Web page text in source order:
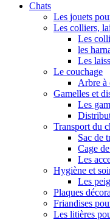
Chats
Les jouets
Les colliers,
Les
les
Les
Le couchage
Arbre à
Gamelles et
Les
Transport du
Sac de
Cage
Les
Hygiène et
Les
Plaques
Friandises
Les litières